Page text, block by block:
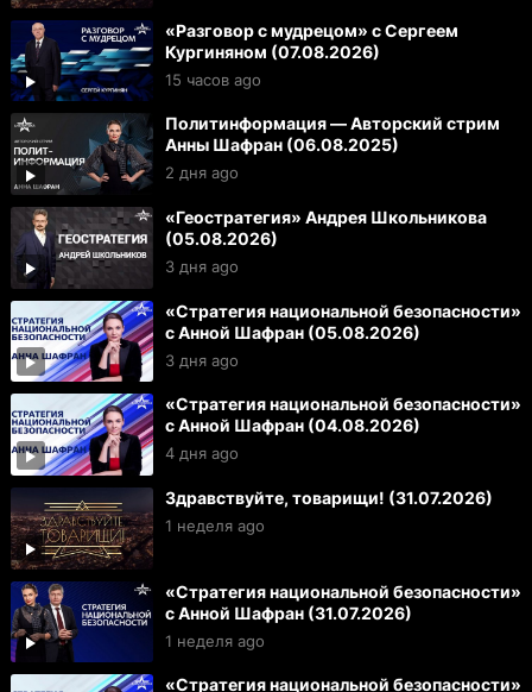
«Разговор с мудрецом» с Сергеем
Кургиняном (07.08.2026)
15 часов ago
Политинформация — Авторский стрим
Анны Шафран (06.08.2025)
2 дня ago
«Геостратегия» Андрея Школьникова
(05.08.2026)
3 дня ago
«Стратегия национальной безопасности»
с Анной Шафран (05.08.2026)
3 дня ago
«Стратегия национальной безопасности»
с Анной Шафран (04.08.2026)
4 дня ago
Здравствуйте, товарищи! (31.07.2026)
1 неделя ago
«Стратегия национальной безопасности»
с Анной Шафран (31.07.2026)
1 неделя ago
«Стратегия национальной безопасности»